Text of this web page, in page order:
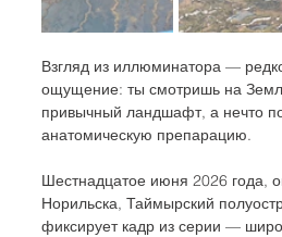
Взгляд из иллюминатора —
ощущение: ты смотришь на
привычный ландшафт, а нечто
анатомическую препарацию.
Шестнадцатое июня 2026 года,
Норильска, Таймырский
фиксирует кадр из серии —